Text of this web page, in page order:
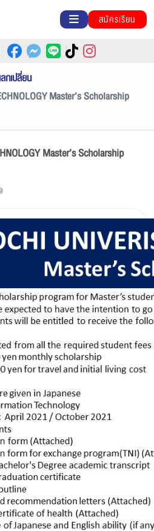
สมัครเรียน
กเปลี่ยน
Master’s Scholarship
Master’s Scholarship